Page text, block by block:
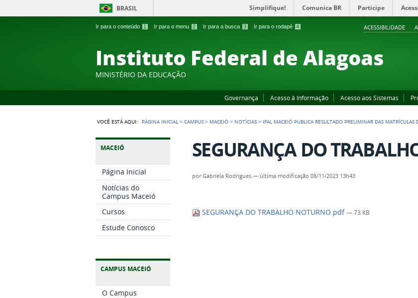
Ir para o conteúdo 1 Ir para o menu 2 Ir para a busca 3 Ir para o rodapé 4 ACESSIBILIDADE
BRASIL Simplifique! Comunica BR Participe
Instituto Federal de Alagoas
MINISTÉRIO DA EDUCAÇÃO
Governança Acesso à Informação Acesso aos Sistemas
VOCÊ ESTÁ AQUI: PÁGINA INICIAL >CAMPUS > MACEIÓ > NOTÍCIAS > IFAL MACEIÓ PUBLICA RESULTADO PRELIMINAR DAS MATRÍCULAS
MACEIÓ
Página Inicial
Notícias do
Campus Maceió
Cursos
Estude Conosco
CAMPUS MACEIÓ
O Campus
SEGURANÇA DO
porGabriela Rodrigues — última modificação 08/11/2023 13h43
SEGURANÇA DO TRABALHO NOTURNO.pdf— 73 KB